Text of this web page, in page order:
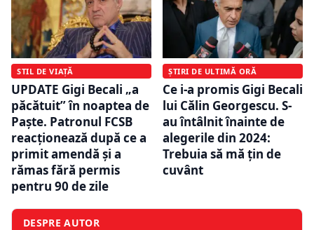
STIL DE VIAȚĂ
UPDATE Gigi Becali „a
păcătuit” în noaptea de
Paște. Patronul FCSB
reacționează după ce a
primit amendă și a
rămas fără permis
pentru 90 de zile
ȘTIRI DE ULTIMĂ ORĂ
Ce i-a promis Gigi Becali
lui Călin Georgescu. S-
au întâlnit înainte de
alegerile din 2024:
Trebuia să mă țin de
cuvânt
DESPRE AUTOR